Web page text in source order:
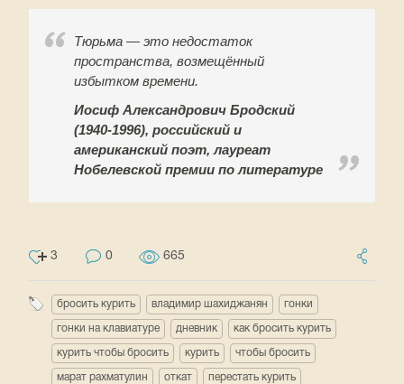
Тюрьма — это недостаток
пространства, возмещённый
избытком времени.
Иосиф Александрович Бродский
(1940-1996), российский и
американский поэт, лауреат
Нобелевской премии по литературе
3 0 665
бросить курить владимир шахиджанян гонки
гонки на клавиатуре дневник как бросить курить
курить чтобы бросить курить чтобы бросить
марат рахматулин откат перестать курить